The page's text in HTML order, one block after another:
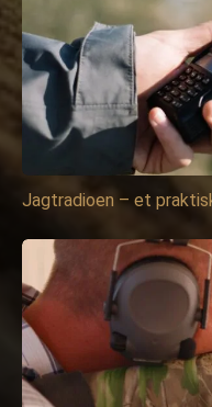
Jagtradioen – et